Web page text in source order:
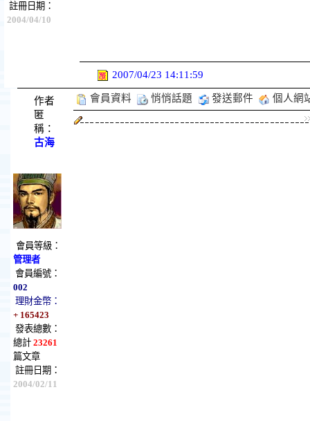
註冊日期：
2004/04/10
2007/04/23 14:11:59
作者
匿
稱：
古海
會員等級：
管理者
會員編號：
002
理財金幣：
+ 165423
發表總數：
總計 23261
篇文章
註冊日期：
2004/02/11
會員資料 悄悄話題 發送郵件 個人網